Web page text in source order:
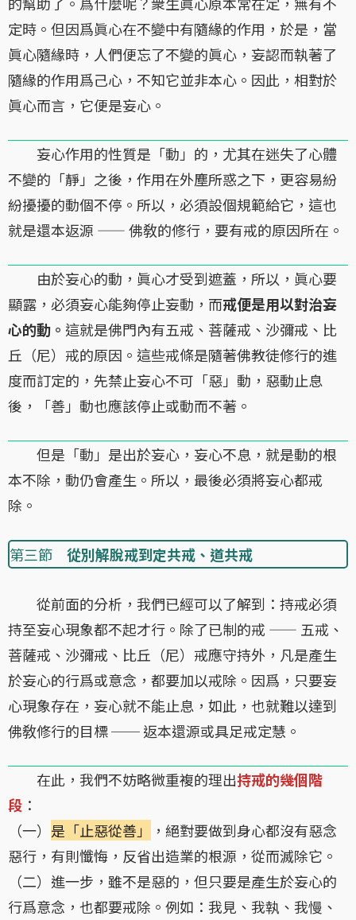
定時。但因爲眞心在不變中有隨緣的作用，於是，當
眞心隨緣時，人們便忘了不變的眞心，妄認而執著了
隨緣的作用爲己心，不知它並非本心。因此，相對於
眞心而言，它便是妄心。
妄心作用的性質是「動」的，尤其在迷失了心體
不變的「靜」之後，作用在外塵所惑之下，更容易紛
紛擾擾的動個不停。所以，必須設個規範給它，這也
就是還本返源 —— 佛敎的修行，要有戒的原因所在。
由於妄心的動，眞心才受到遮蓋，所以，眞心要
顯露，必須妄心能夠停止妄動，而戒便是用以對治妄
心的動。 這就是佛門內有五戒、菩薩戒、沙彌戒、比
丘（尼）戒的原因。這些戒條是隨著佛教徒修行的進
度而訂定的，先禁止妄心不可「惡」動，惡動止息
後，「善」動也應該停止或動而不著。
但是「動」是出於妄心，妄心不息，就是動的根
本不除，動仍會產生。所以，最後必須將妄心都戒
除。
第三節 從別解脫戒到定共戒、道共戒
從前面的分析，我們已經可以了解到：持戒必須
持至妄心現象都不起才行。除了已制的戒 —— 五戒、
菩薩戒、沙彌戒、比丘（尼）戒應守持外，凡是產生
於妄心的行爲或意念，都要加以戒除。因爲，只要妄
心現象存在，妄心就不能止息，如此，也就難以達到
佛敎修行的目標 ── 返本還源或具足戒定慧。
在此，我們不妨略微重複的理出持戒的幾個階
段 ：
（一） 是「止惡從善」
，絕對要做到身心都沒有惡念
惡行，有則懺悔，反省出造業的根源，從而滅除它。
（二）進一步，雖不是惡的，但只要是產生於妄心的
行爲意念，也都要戒除。例如：我見、我執、我慢、